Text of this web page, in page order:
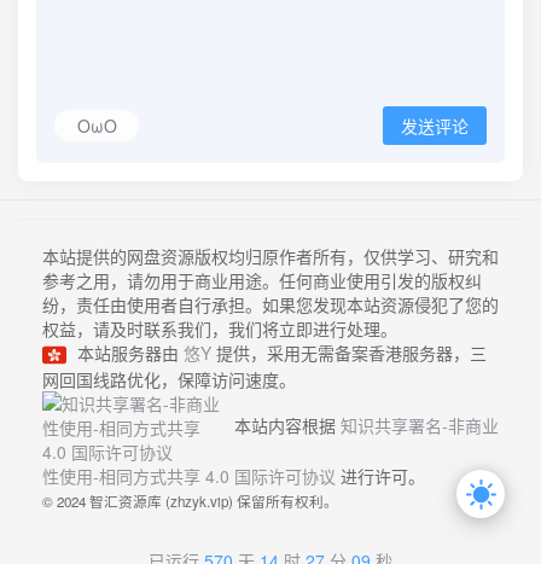
OωO 发送评论
本站提供的网盘资源版权均归原作者所有，仅供学习、研究和
参考之用，请勿用于商业用途。任何商业使用引发的版权纠
纷，责任由使用者自行承担。如果您发现本站资源侵犯了您的
权益，请及时联系我们，我们将立即进行处理。
本站服务器由 悠Y 提供，采用无需备案香港服务器，三
网回国线路优化，保障访问速度。
本站内容根据 知识共享署名-非商业
性使用-相同方式共享 4.0 国际许可协议 进行许可。
© 2024 智汇资源库 (zhzyk.vip) 保留所有权利。